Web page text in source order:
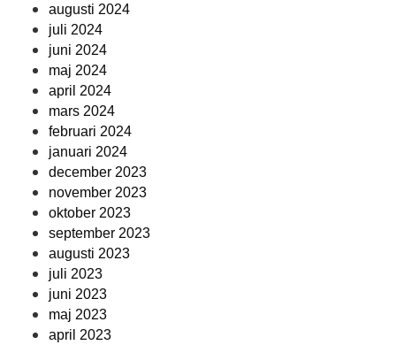
augusti 2024
juli 2024
juni 2024
maj 2024
april 2024
mars 2024
februari 2024
januari 2024
december 2023
november 2023
oktober 2023
september 2023
augusti 2023
juli 2023
juni 2023
maj 2023
april 2023